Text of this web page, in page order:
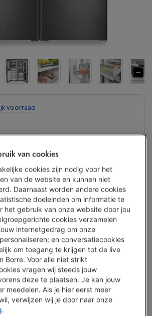
voorraad
Vergelijken
Life Groot elektro
€ 14,99
van je toestellen met één abonnement
10 jaarna aankoop gedekt.
van cookies
cookies zijn nodig voor het
van de website en kunnen niet
Daarnaast worden andere cookies
doeleinden om informatie te
het gebruik van onze website door jou
cookies verzamelen
internetgedrag om onze
en conversatiecookies
om toegang te krijgen tot de live
Borre. Voor alle niet strikt
vragen wij steeds jouw
deze te plaatsen. Je kan jouw
meedelen. Als je hier eerst meer
verwijzen wij je door naar onze
.